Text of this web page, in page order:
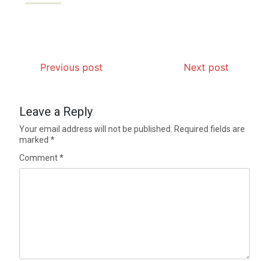
Previous post Next post
Leave a Reply
Your email address will not be published.
Required fields are
marked*
Comment*